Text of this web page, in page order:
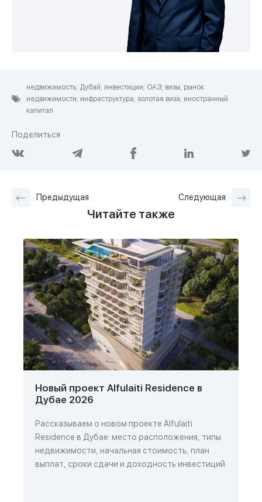
недвижимость; Дубай; инвестиции; ОАЭ; визы; рынок
недвижимости; инфраструктура; золотая виза; иностранный
капитал
Поделиться
Предыдущая Следующая
Читайте также
Новый проект Alfulaiti Residence в
Дубае 2026
Рассказываем о новом проекте Alfulaiti
Residence в Дубае: место расположения, типы
недвижимости, начальная стоимость, план
выплат, сроки сдачи и доходность инвестиций